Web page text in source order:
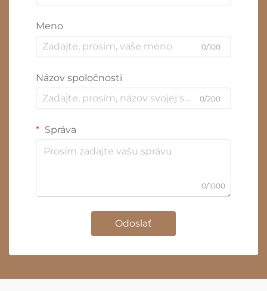
Meno
0/100
Názov spoločnosti
0/200
Správa
0/1000
Odoslať